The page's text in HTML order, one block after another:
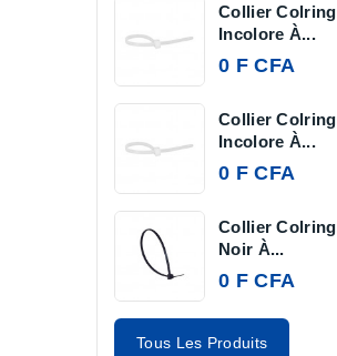
Collier Colring
Incolore À...
0 F CFA
Collier Colring
Incolore À...
0 F CFA
Collier Colring
Noir À...
0 F CFA
Tous Les Produits